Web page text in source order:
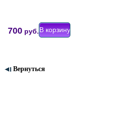
700руб.
Вернуться